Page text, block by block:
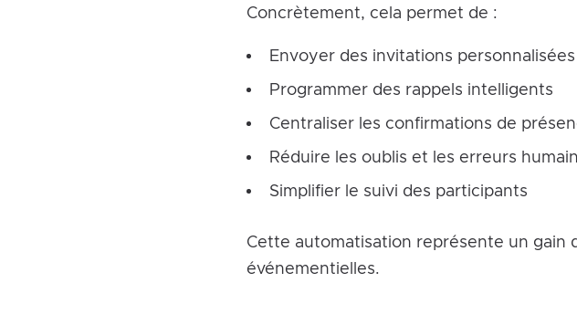
Concrètement, cela permet de :
Envoyer des invitations
Programmer des rappels intelligents
Centraliser les confirmations de
Réduire les oublis et les erreurs
Simplifier le suivi des participants
Cette automatisation représente un gain
événementielles.